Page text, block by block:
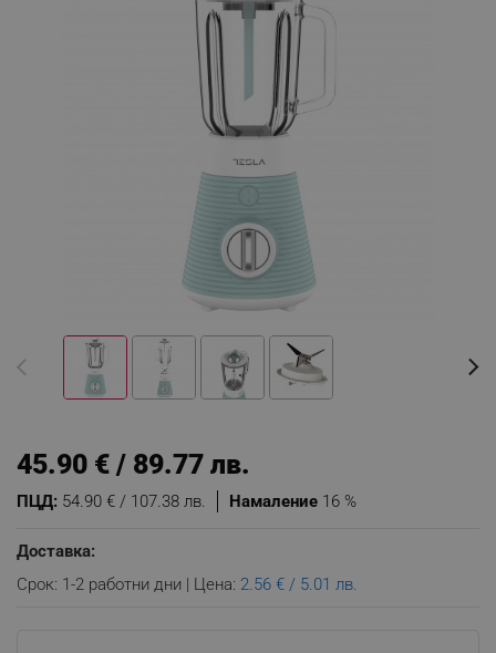
Намаление 16 %
ПЦД: 54.90 € / 107.38 лв.
45.90 € / 89.77 лв.
Доставка:
Срок: 1-2 работни дни | Цена: 2.56 € / 5.01 лв.